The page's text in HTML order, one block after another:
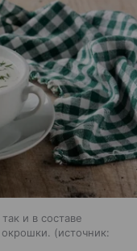
и в составе
источник: